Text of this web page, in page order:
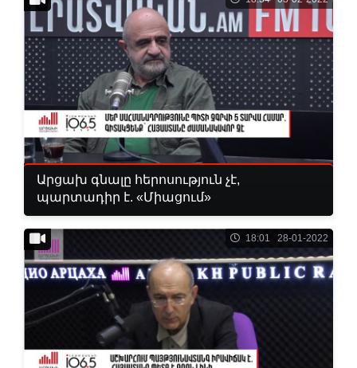
Արցախ գնալը հերոսություն չէ,
պարտադիր է. «Միացում»
18:01 28-01-2022